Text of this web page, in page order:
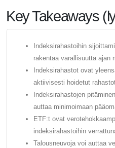
Key Takeaways
Indeksirahastoihin
rakentaa varallisuutta ajan
Indeksirahastot ovat
aktiivisesti hoidetut
Indeksirahastojen
auttaa minimoimaan
ETF:t ovat
indeksirahastoihin
Talousneuvoja voi auttaa